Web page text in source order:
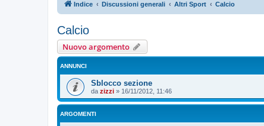
Indice Discussioni generali Altri Sport Calcio
Calcio
Nuovo argomento
ANNUNCI
Sblocco sezione
da zizzi » 16/11/2012, 11:46
ARGOMENTI